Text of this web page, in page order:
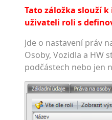
Tato záložka slouží
uživateli roli s
Jde o nastavení práv
Osoby, Vozidla a HW
podčástech nebo jen